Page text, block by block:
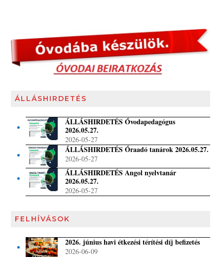
ÁLLÁSHIRDETÉS
ÁLLÁSHIRDETÉS Óvodapedagógus
2026.05.27.
2026-05-27
ÁLLÁSHIRDETÉS Óraadó tanárok 2026.05.27.
2026-05-27
ÁLLÁSHIRDETÉS Angol nyelvtanár
2026.05.27.
2026-05-27
FELHÍVÁSOK
2026. június havi étkezési térítési díj befizetés
2026-06-09